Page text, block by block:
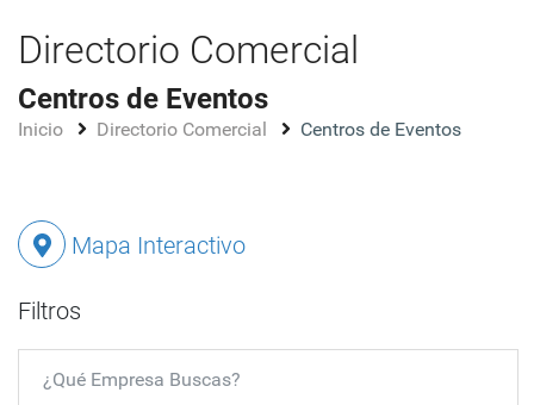
Directorio Comercial
Centros de Eventos
Inicio Directorio Comercial Centros de Eventos
Mapa Interactivo
Filtros